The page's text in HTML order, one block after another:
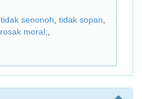
tidak senonoh tidak sopan
rosak moral;